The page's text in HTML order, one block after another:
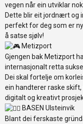
vegen når ein utviklar
Dette blir eit jordnært og
perfekt for deg som er
å satse sjølv!
Metizport
Gjengen bak Metizport
internasjonalt retta
Dei skal fortelje om
ein handterer raske
digitalt og kreativt
BASEN Ulsteinvik
Blant dei ferskaste